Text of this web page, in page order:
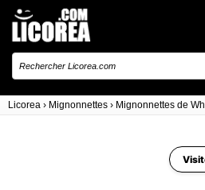
Licorea › Mignonnettes › Mignonnettes de